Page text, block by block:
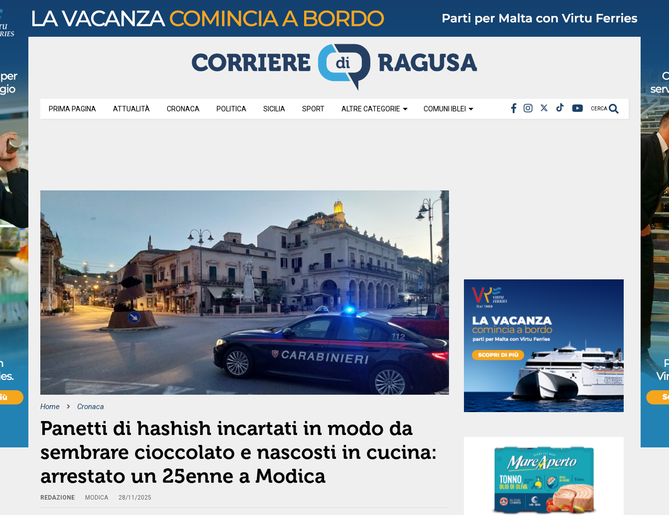
CERCA
PRIMA PAGINA ATTUALITÀ CRONACA POLITICA SICILIA SPORT ALTRE CATEGORIE COMUNI IBLEI
Home Cronaca
Panetti di hashish incartati in modo da
sembrare cioccolato e nascosti in cucina:
arrestato un 25enne a Modica
REDAZIONE MODICA 28/11/2025